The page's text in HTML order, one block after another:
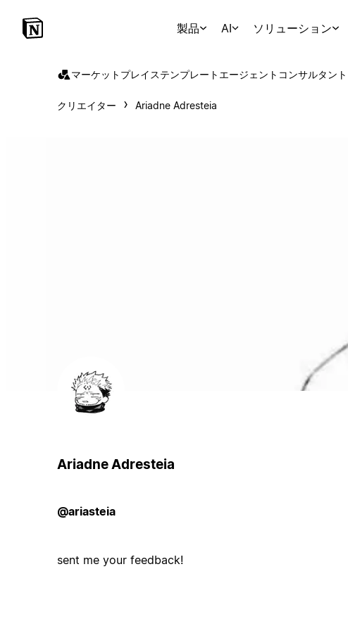
製品 AI ソリューション
マーケットプレイステンプレート エージェント コンサルタント
クリエイター Ariadne Adresteia
Ariadne Adresteia
@ariasteia
sent me your feedback!